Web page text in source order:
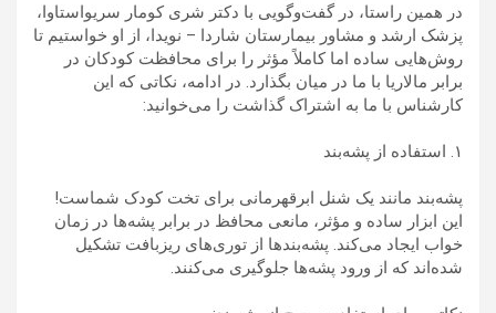
در همین راستا، در گفت‌وگویی با دکتر شری کومار سریواستاوا،
پزشک ارشد و مشاور بیمارستان شاردا – نویدا، از او خواستیم تا
روش‌هایی ساده اما کاملاً مؤثر را برای محافظت کودکان در
برابر مالاریا با ما در میان بگذارد. در ادامه، نکاتی که این
کارشناس با ما به اشتراک گذاشت را می‌خوانید:
۱. استفاده از پشه‌بند
پشه‌بند مانند یک شنل ابرقهرمانی برای تخت کودک شماست!
این ابزار ساده و مؤثر، مانعی محافظ در برابر پشه‌ها در زمان
خواب ایجاد می‌کند. پشه‌بندها از توری‌های ریزبافت تشکیل
شده‌اند که از ورود پشه‌ها جلوگیری می‌کنند.